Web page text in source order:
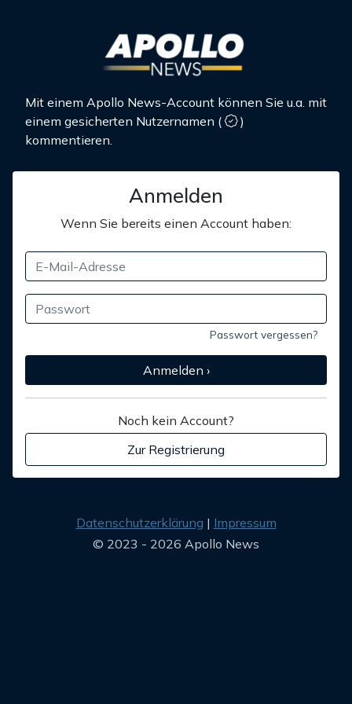
Mit einem Apollo News-Account können Sie u.a. mit
einem gesicherten Nutzernamen (
)
kommentieren.
Anmelden
Wenn Sie bereits einen Account haben:
Passwort vergessen?
Anmelden ›
Noch kein Account?
Zur Registrierung
Datenschutzerklärung
Impressum
© 2023 - 2026 Apollo News